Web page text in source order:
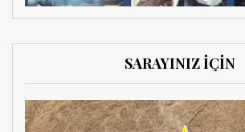
SARAYINIZ İÇİN